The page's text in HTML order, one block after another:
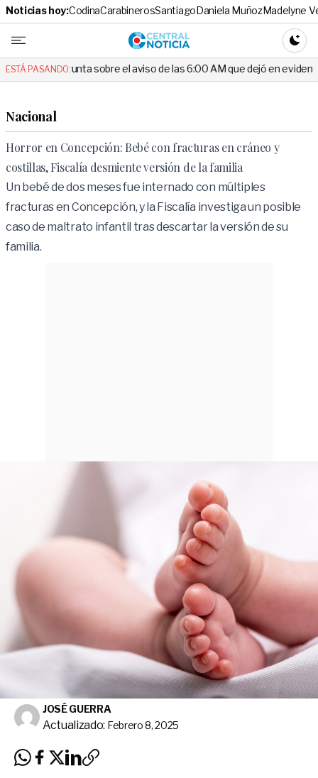
Noticias hoy:CodinaCarabinerosSantiagoDaniela MuñozMadelyne
Central
ESTÁ PASANDO:
sobre el aviso de las 6:00 AM que dejó en evidencia al Delegado
Nacional
Horror en Concepción: Bebé con fracturas en cráneo y
costillas, Fiscalía desmiente versión de la familia
Un bebé de dos meses fue internado con múltiples
fracturas en Concepción, y la Fiscalía investiga un posible
caso de maltrato infantil tras descartar la versión de su
familia.
JOSÉ GUERRA
Actualizado: Febrero 8, 2025